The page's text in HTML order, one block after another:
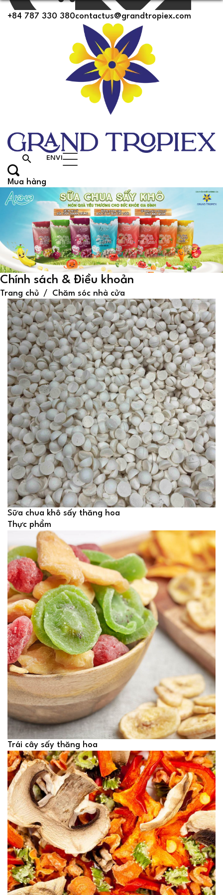
+84 787 330 380contactus@grandtropiex.com
search
Mua hàng
ENVI
Chính sách & Điều khoản
Trang chủ Chăm sóc nhà cửa
Sữa chua khô sấy thăng hoa
Thực phẩm
Trái cây sấy thăng hoa